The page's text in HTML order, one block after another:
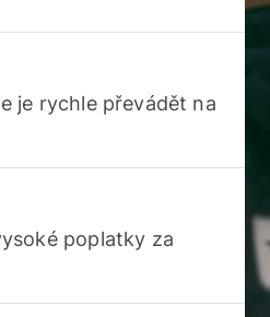
je rychle převádět na
poplatky za